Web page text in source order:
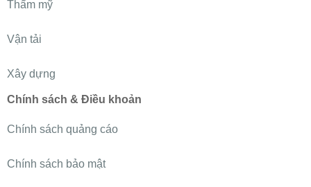
Thẩm mỹ
Vận tải
Xây dựng
Chính sách & Điều khoản
Chính sách quảng cáo
Chính sách bảo mật